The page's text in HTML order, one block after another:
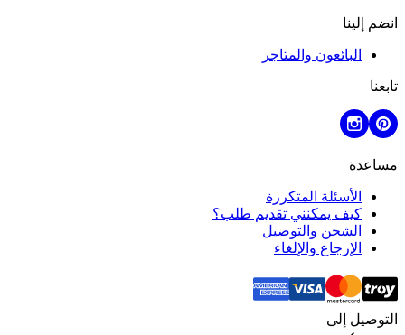
انضم إلينا
البائعون والمتاجر
تابعنا
مساعدة
الأسئلة المتكررة
كيف يمكنني تقديم طلب؟
الشحن والتوصيل
الإرجاع والإلغاء
التوصيل إلى